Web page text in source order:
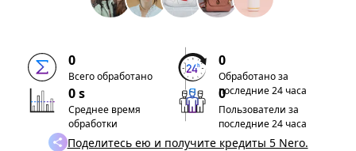
0
Всего обработано
0
Обработано за
последние 24 часа
0 s
Среднее время
обработки
0
Пользователи за
последние 24 часа
Поделитесь ею и получите кредиты 5 Nero.